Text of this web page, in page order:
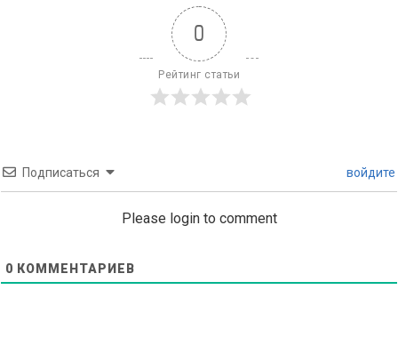
0
Рейтинг статьи
Подписаться войдите
Please login to comment
0 КОММЕНТАРИЕВ